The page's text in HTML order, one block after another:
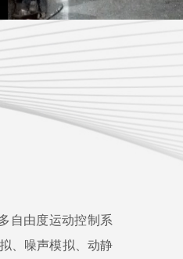
自由度运动控制系
、噪声模拟、动静